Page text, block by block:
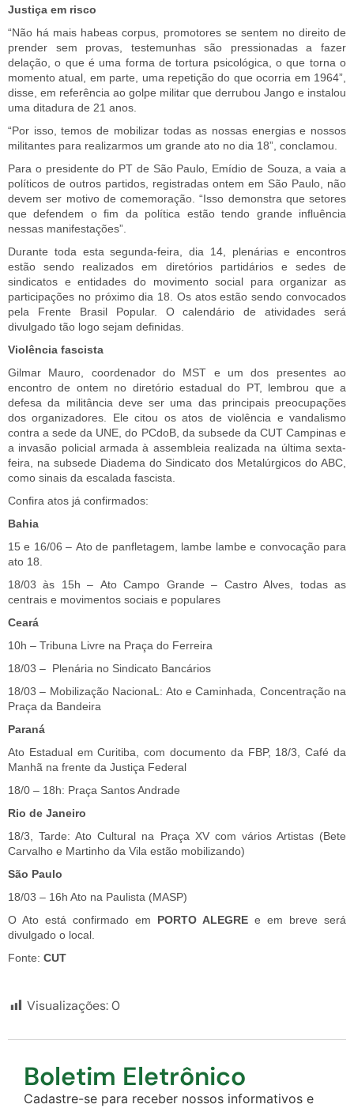
Justiça em risco
“Não há mais habeas corpus, promotores se sentem no direito de
prender sem provas, testemunhas são pressionadas a fazer
delação, o que é uma forma de tortura psicológica, o que torna o
momento atual, em parte, uma repetição do que ocorria em 1964”,
disse, em referência ao golpe militar que derrubou Jango e instalou
uma ditadura de 21 anos.
“Por isso, temos de mobilizar todas as nossas energias e nossos
militantes para realizarmos um grande ato no dia 18”, conclamou.
Para o presidente do PT de São Paulo, Emídio de Souza, a vaia a
políticos de outros partidos, registradas ontem em São Paulo, não
devem ser motivo de comemoração. “Isso demonstra que setores
que defendem o fim da política estão tendo grande influência
nessas manifestações”.
Durante toda esta segunda-feira, dia 14, plenárias e encontros
estão sendo realizados em diretórios partidários e sedes de
sindicatos e entidades do movimento social para organizar as
participações no próximo dia 18. Os atos estão sendo convocados
pela Frente Brasil Popular. O calendário de atividades será
divulgado tão logo sejam definidas.
Violência fascista
Gilmar Mauro, coordenador do MST e um dos presentes ao
encontro de ontem no diretório estadual do PT, lembrou que a
defesa da militância deve ser uma das principais preocupações
dos organizadores. Ele citou os atos de violência e vandalismo
contra a sede da UNE, do PCdoB, da subsede da CUT Campinas e
a invasão policial armada à assembleia realizada na última sexta-
feira, na subsede Diadema do Sindicato dos Metalúrgicos do ABC,
como sinais da escalada fascista.
Confira atos já confirmados:
Bahia
15 e 16/06 – Ato de panfletagem, lambe lambe e convocação para
ato 18.
18/03 às 15h – Ato Campo Grande – Castro Alves, todas as
centrais e movimentos sociais e populares
Ceará
10h – Tribuna Livre na Praça do Ferreira
18/03 – Plenária no Sindicato Bancários
18/03 – Mobilização NacionaL: Ato e Caminhada, Concentração na
Praça da Bandeira
Paraná
Ato Estadual em Curitiba, com documento da FBP, 18/3, Café da
Manhã na frente da Justiça Federal
18/0 – 18h: Praça Santos Andrade
Rio de Janeiro
18/3, Tarde: Ato Cultural na Praça XV com vários Artistas (Bete
Carvalho e Martinho da Vila estão mobilizando)
São Paulo
18/03 – 16h Ato na Paulista (MASP)
O Ato está confirmado em PORTO ALEGRE e em breve será
divulgado o local.
Fonte: CUT
Visualizações:0
Boletim Eletrônico
Cadastre-se para receber nossos informativos e